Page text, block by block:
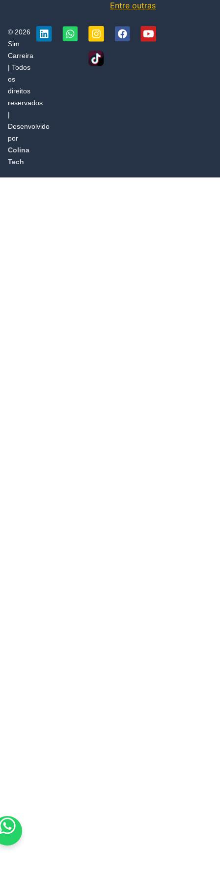
Entre outras
© 2026
Sim
Carreira
| Todos
os
direitos
reservados
|
Desenvolvido
por
Colina
Tech